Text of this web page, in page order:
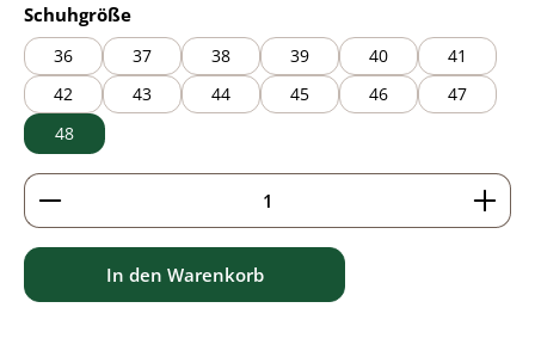
Schuhgrößeauswählen
36 37 38 39 40
41
42
43 44 45 46
47
48
Produkt Anzahl: Gib den gewünschten Wert ein
In den Warenkorb